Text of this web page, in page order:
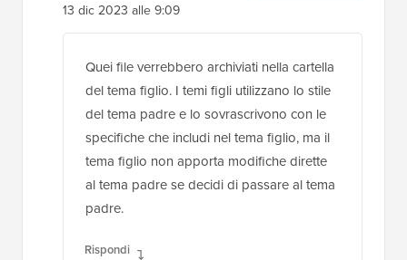
13 dic 2023 alle 9:09
Quei file verrebbero archiviati nella cartella
del tema figlio. I temi figli utilizzano lo stile
del tema padre e lo sovrascrivono con le
specifiche che includi nel tema figlio, ma il
tema figlio non apporta modifiche dirette
al tema padre se decidi di passare al tema
padre.
Rispondi